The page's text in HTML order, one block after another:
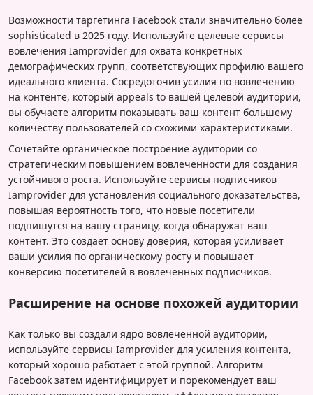
Возможности таргетинга Facebook стали значительно более
sophisticated в 2025 году. Используйте целевые сервисы
вовлечения Iamprovider для охвата конкретных
демографических групп, соответствующих профилю вашего
идеального клиента. Сосредоточив усилия по вовлечению
на контенте, который appeals to вашей целевой аудитории,
вы обучаете алгоритм показывать ваш контент большему
количеству пользователей со схожими характеристиками.
Сочетайте органическое построение аудитории со
стратегическим повышением вовлеченности для создания
устойчивого роста. Используйте сервисы подписчиков
Iamprovider для установления социального доказательства,
повышая вероятность того, что новые посетители
подпишутся на вашу страницу, когда обнаружат ваш
контент. Это создает основу доверия, которая усиливает
ваши усилия по органическому росту и повышает
конверсию посетителей в вовлеченных подписчиков.
Расширение на основе похожей аудитории
Как только вы создали ядро вовлеченной аудитории,
используйте сервисы Iamprovider для усиления контента,
который хорошо работает с этой группой. Алгоритм
Facebook затем идентифицирует и порекомендует ваш